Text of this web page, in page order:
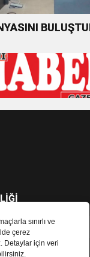
sınırlı ve
çerez
Detaylar için veri
daha hızlı erişin.